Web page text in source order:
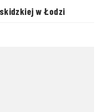
w Łodzi